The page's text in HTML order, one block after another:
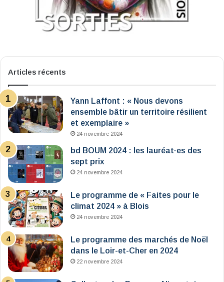
Articles récents
Yann Laffont : « Nous devons
ensemble bâtir un territoire résilient
et exemplaire »
24 novembre 2024
bd BOUM 2024 : les lauréat·es des
sept prix
24 novembre 2024
Le programme de « Faites pour le
climat 2024 » à Blois
24 novembre 2024
Le programme des marchés de Noël
dans le Loir-et-Cher en 2024
22 novembre 2024